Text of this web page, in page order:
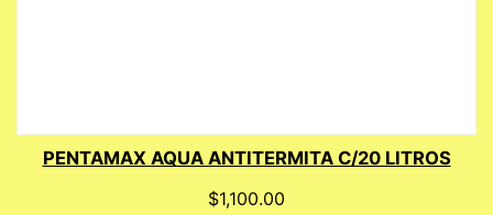
PENTAMAX AQUA ANTITERMITA C/20 LITROS
$1,100.00